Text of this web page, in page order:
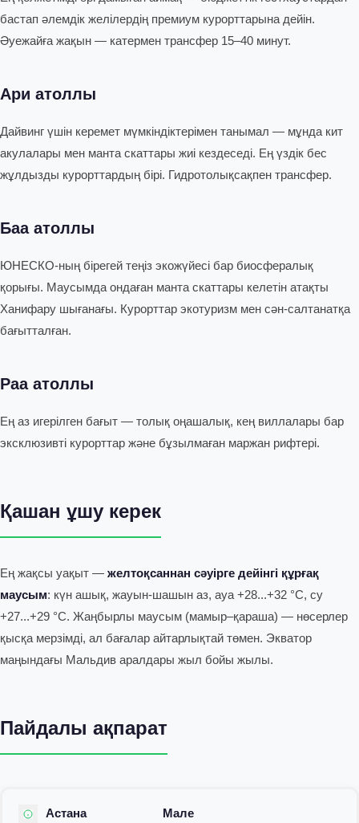
бастап әлемдік желілердің премиум курорттарына дейін.
Әуежайға жақын — катермен трансфер 15–40 минут.
Ари атоллы
Дайвинг үшін керемет мүмкіндіктерімен танымал — мұнда кит
акулалары мен манта скаттары жиі кездеседі. Ең үздік бес
жұлдызды курорттардың бірі. Гидротолықсақпен трансфер.
Баа атоллы
ЮНЕСКО-ның бірегей теңіз экожүйесі бар биосфералық
қорығы. Маусымда ондаған манта скаттары келетін атақты
Ханифару шығанағы. Курорттар экотуризм мен сән-салтанатқа
бағытталған.
Раа атоллы
Ең аз игерілген бағыт — толық оңашалық, кең виллалары бар
эксклюзивті курорттар және бұзылмаған маржан рифтері.
Қашан ұшу керек
Ең жақсы уақыт — желтоқсаннан сәуірге дейінгі құрғақ
маусым: күн ашық, жауын-шашын аз, ауа +28...+32 °C, су
+27...+29 °C. Жаңбырлы маусым (мамыр–қараша) — нөсерлер
қысқа мерзімді, ал бағалар айтарлықтай төмен. Экватор
маңындағы Мальдив аралдары жыл бойы жылы.
Пайдалы ақпарат
Астана Мале